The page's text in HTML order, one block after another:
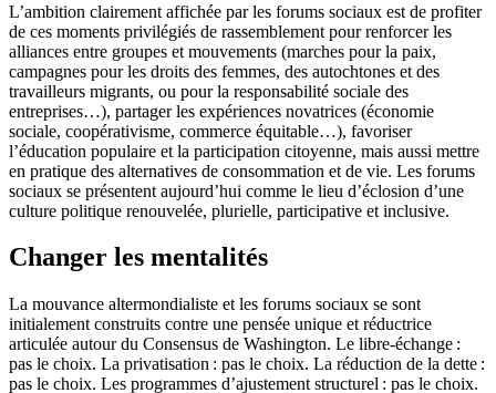
L’ambition clairement affichée par les forums sociaux est de profiter
de ces moments privilégiés de rassemblement pour renforcer les
alliances entre groupes et mouvements (marches pour la paix,
campagnes pour les droits des femmes, des autochtones et des
travailleurs migrants, ou pour la responsabilité sociale des
entreprises…), partager les expériences novatrices (économie
sociale, coopérativisme, commerce équitable…), favoriser
l’éducation populaire et la participation citoyenne, mais aussi mettre
en pratique des alternatives de consommation et de vie. Les forums
sociaux se présentent aujourd’hui comme le lieu d’éclosion d’une
culture politique renouvelée, plurielle, participative et inclusive.
Changer les mentalités
La mouvance altermondialiste et les forums sociaux se sont
initialement construits contre une pensée unique et réductrice
articulée autour du Consensus de Washington. Le libre-échange :
pas le choix. La privatisation : pas le choix. La réduction de la dette :
pas le choix. Les programmes d’ajustement structurel : pas le choix.